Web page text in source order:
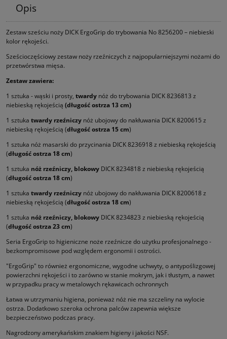
Opis
Zestaw sześciu noży DICK ErgoGrip do trybowania No 8256200 – niebieski
kolor rękojeści.
Sześcioczęściowy zestaw noży rzeźniczych z najpopularniejszymi nożami do
przetwórstwa mięsa.
Zestaw zawiera:
1 sztuka - wąski i prosty, twardy nóż do trybowania DICK 8236813 z
niebieską rękojeścią (długość ostrza 13 cm)
1 sztuka twardy rzeźniczy nóż ubojowy do nakłuwania DICK 8200615 z
niebieską rękojeścią (długość ostrza 15 cm)
1 sztuka nóż masarski do przycinania DICK 8236918 z niebieską rękojeścią
(długość ostrza 18 cm)
1 sztuka nóż rzeźniczy, blokowy DICK 8234818 z niebieską rękojeścią
(długość ostrza 18 cm)
1 sztuka twardy rzeźniczy nóż ubojowy do nakłuwania DICK 8200618 z
niebieską rękojeścią (długość ostrza 18 cm)
1 sztuka nóż rzeźniczy, blokowy DICK 8234823 z niebieską rękojeścią
(długość ostrza 23 cm)
Seria ErgoGrip to higieniczne noże rzeźnicze do użytku profesjonalnego -
bezkompromisowe pod względem ergonomii i ostrości.
"ErgoGrip" to również ergonomiczne, wygodne uchwyty, o antypoślizgowej
powierzchni rękojeści i to zarówno w stanie mokrym, jak i tłustym, a nawet
w przypadku pracy w metalowych rękawicach ochronnych
Łatwa w utrzymaniu higiena, ponieważ nóż nie ma szczeliny na wylocie
ostrza. Dodatkowo szeroka ochrona palców zapewnia większe
bezpieczeństwo podczas pracy.
Nagrodzony amerykańskim znakiem higieny i jakości NSF.